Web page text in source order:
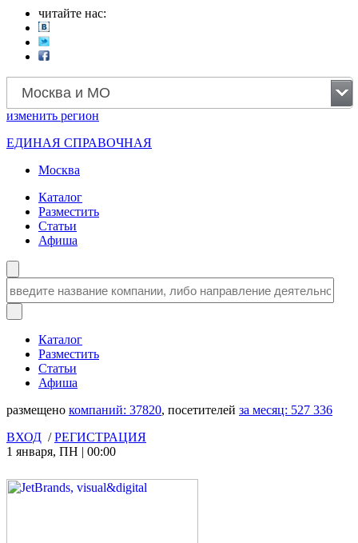
читайте нас:
Москва и МО
изменить регион
ЕДИНАЯ СПРАВОЧНАЯ
Москва
Каталог
Разместить
Статьи
Афиша
Каталог
Разместить
Статьи
Афиша
размещено компаний: 37820, посетителей за месяц: 527 336
ВХОД /РЕГИСТРАЦИЯ
1 января, ПН | 00:00